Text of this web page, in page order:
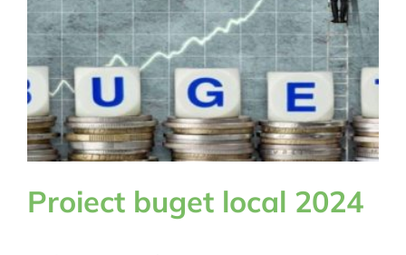
Proiect buget local 2024